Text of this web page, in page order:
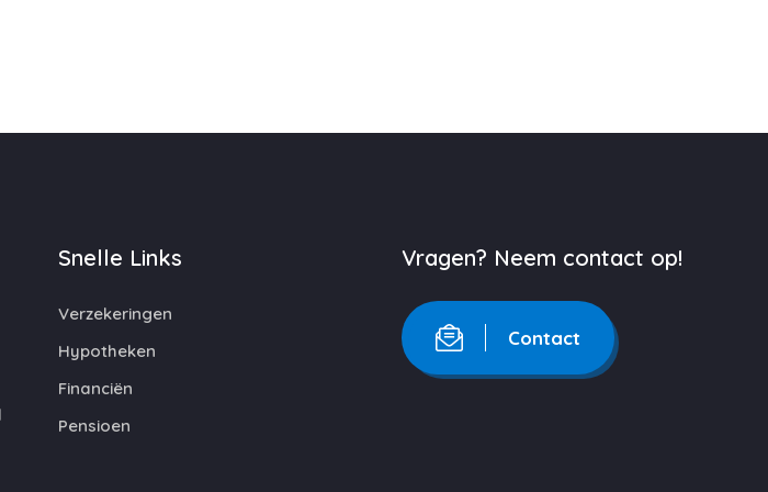
Snelle Links
Verzekeringen
Hypotheken
Financiën
Pensioen
Vragen? Neem contact op!
Contact